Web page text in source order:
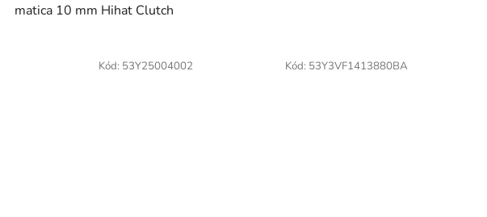
matica 10 mm Hihat Clutch
Kód: 53Y25004002 Kód: 53Y3VF1413880BA